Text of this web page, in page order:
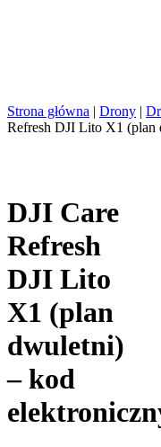
Strona główna | Drony |
Refresh DJI Lito X1 (plan
DJI Care
Refresh
DJI Lito
X1 (plan
dwuletni)
– kod